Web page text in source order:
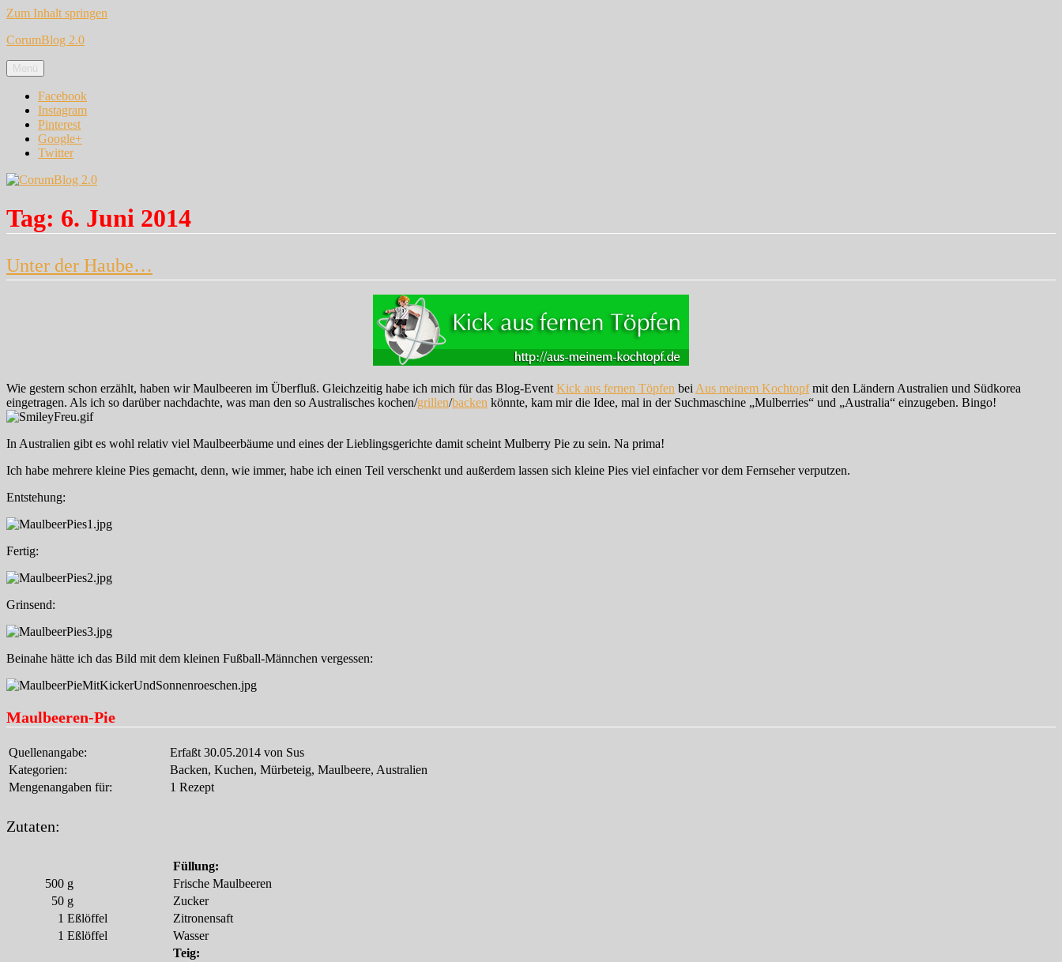
Zum Inhalt springen
CorumBlog 2.0
Menü
Facebook
Instagram
Pinterest
Google+
Twitter
Tag: 6. Juni 2014
Unter der Haube…
Wie gestern schon erzählt, haben wir Maulbeeren im Überfluß. Gleichzeitig habe ich mich für das Blog-Event Kick aus fernen Töpfen bei Aus meinem Kochtopfmit den Ländern Australien und Südkorea
eingetragen. Als ich so darüber nachdachte, was man den so Australisches kochen/grillen/backen könnte, kam mir die Idee, mal in der Suchmaschine „Mulberries“ und „Australia“ einzugeben. Bingo!
In Australien gibt es wohl relativ viel Maulbeerbäume und eines der Lieblingsgerichte damit scheint Mulberry Pie zu sein. Na prima!
Ich habe mehrere kleine Pies gemacht, denn, wie immer, habe ich einen Teil verschenkt und außerdem lassen sich kleine Pies viel einfacher vor dem Fernseher verputzen.
Entstehung:
Fertig:
Grinsend:
Beinahe hätte ich das Bild mit dem kleinen Fußball-Männchen vergessen:
Maulbeeren-Pie
Quellenangabe:
Erfaßt 30.05.2014 von Sus
Kategorien:
Backen, Kuchen, Mürbeteig, Maulbeere, Australien
Mengenangaben für:
1 Rezept
Zutaten:
Füllung:
500 g
Frische Maulbeeren
50 g
Zucker
1 Eßlöffel
Zitronensaft
1 Eßlöffel
Wasser
Teig: